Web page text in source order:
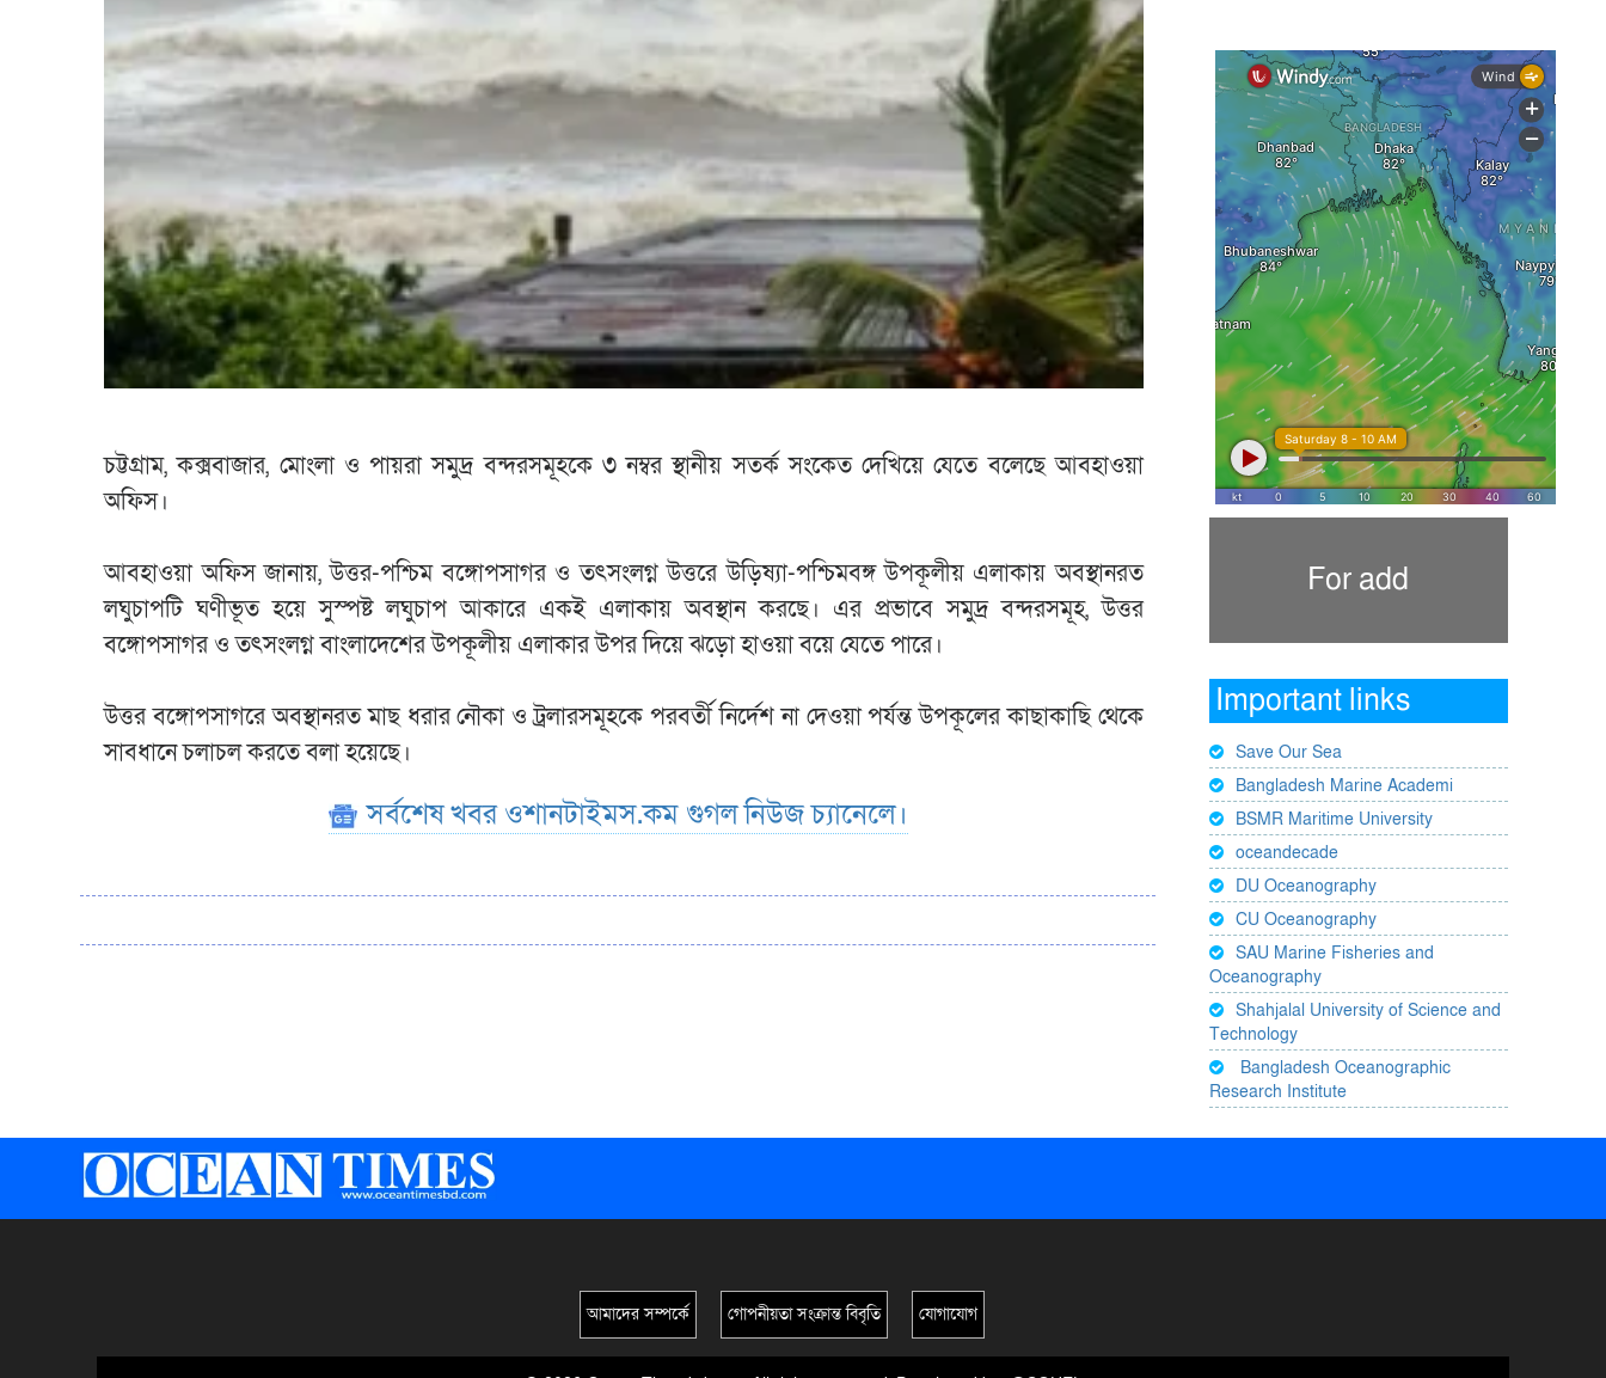
চট্টগ্রাম, কক্সবাজার, মোংলা ও পায়রা সমুদ্র বন্দরসমূহকে ৩ নম্বর স্থানীয় সতর্ক সংকেত দেখিয়ে যেতে বলেছে আবহাওয়া
অফিস।
আবহাওয়া অফিস জানায়, উত্তর-পশ্চিম বঙ্গোপসাগর ও তৎসংলগ্ন উত্তরে উড়িষ্যা-পশ্চিমবঙ্গ উপকূলীয় এলাকায় অবস্থানরত
লঘুচাপটি ঘণীভূত হয়ে সুস্পষ্ট লঘুচাপ আকারে একই এলাকায় অবস্থান করছে। এর প্রভাবে সমুদ্র বন্দরসমূহ, উত্তর
বঙ্গোপসাগর ও তৎসংলগ্ন বাংলাদেশের উপকূলীয় এলাকার উপর দিয়ে ঝড়ো হাওয়া বয়ে যেতে পারে।
উত্তর বঙ্গোপসাগরে অবস্থানরত মাছ ধরার নৌকা ও ট্রলারসমূহকে পরবর্তী নির্দেশ না দেওয়া পর্যন্ত উপকূলের কাছাকাছি থেকে
সাবধানে চলাচল করতে বলা হয়েছে।
সর্বশেষ খবর ওশানটাইমস.কম গুগল নিউজ চ্যানেলে।
একাধিক লঘুচাপের শঙ্কা
For add
Important links
Save Our Sea
Bangladesh Marine Academi
BSMR Maritime University
oceandecade
DU Oceanography
CU Oceanography
SAU Marine Fisheries and
Oceanography
Shahjalal University of Science and
Technology
Bangladesh Oceanographic
Research Institute
আমাদের সম্পর্কে গোপনীয়তা সংক্রান্ত বিবৃতি যোগাযোগ